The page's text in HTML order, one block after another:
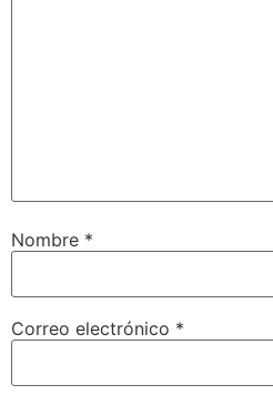
Nombre *
Correo electrónico *